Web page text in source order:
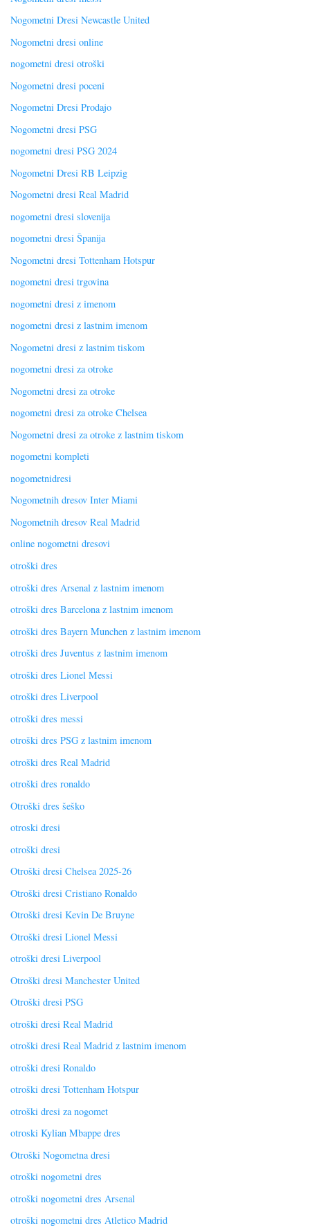
Nogometni Dresi Newcastle United
Nogometni dresi online
nogometni dresi otroški
Nogometni dresi poceni
Nogometni Dresi Prodajo
Nogometni dresi PSG
nogometni dresi PSG 2024
Nogometni Dresi RB Leipzig
Nogometni dresi Real Madrid
nogometni dresi slovenija
nogometni dresi Španija
Nogometni dresi Tottenham Hotspur
nogometni dresi trgovina
nogometni dresi z imenom
nogometni dresi z lastnim imenom
Nogometni dresi z lastnim tiskom
nogometni dresi za otroke
Nogometni dresi za otroke
nogometni dresi za otroke Chelsea
Nogometni dresi za otroke z lastnim tiskom
nogometni kompleti
nogometnidresi
Nogometnih dresov Inter Miami
Nogometnih dresov Real Madrid
online nogometni dresovi
otroški dres
otroški dres Arsenal z lastnim imenom
otroški dres Barcelona z lastnim imenom
otroški dres Bayern Munchen z lastnim imenom
otroški dres Juventus z lastnim imenom
otroški dres Lionel Messi
otroški dres Liverpool
otroški dres messi
otroški dres PSG z lastnim imenom
otroški dres Real Madrid
otroški dres ronaldo
Otroški dres šeško
otroski dresi
otroški dresi
Otroški dresi Chelsea 2025-26
Otroški dresi Cristiano Ronaldo
Otroški dresi Kevin De Bruyne
Otroški dresi Lionel Messi
otroški dresi Liverpool
Otroški dresi Manchester United
Otroški dresi PSG
otroški dresi Real Madrid
otroški dresi Real Madrid z lastnim imenom
otroški dresi Ronaldo
otroški dresi Tottenham Hotspur
otroški dresi za nogomet
otroski Kylian Mbappe dres
Otroški Nogometna dresi
otroški nogometni dres
otroški nogometni dres Arsenal
otroški nogometni dres Atletico Madrid